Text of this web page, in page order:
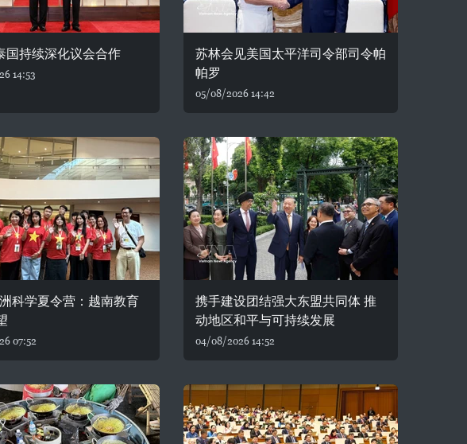
国持续深化议会合作
14:53
苏林会见美国太平洋司令部司令帕
帕罗
05/08/2026 14:42
科学夏令营：越南教育
07:52
携手建设团结强大东盟共同体 推
动地区和平与可持续发展
04/08/2026 14:52